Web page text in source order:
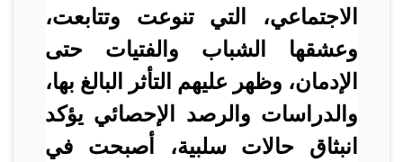
الاجتماعي، التي تنوعت وتتابعت،
وعشقها الشباب والفتيات حتى
الإدمان، وظهر عليهم التأثر البالغ بها،
والدراسات والرصد الإحصائي يؤكد
انبثاق حالات سلبية، أصبحت في